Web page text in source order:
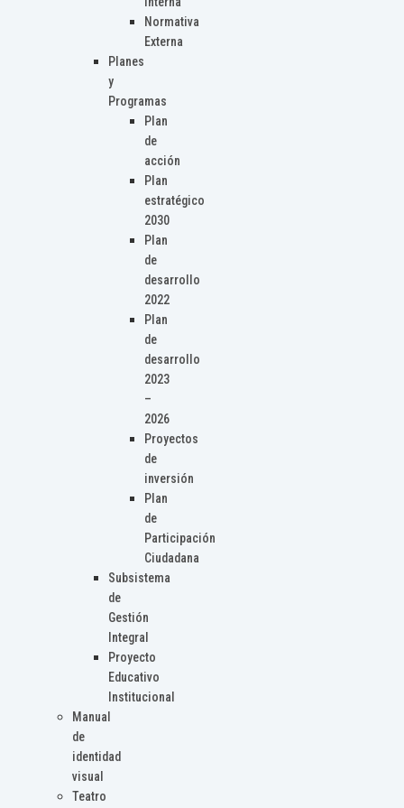
Normativa
Externa
Planes
y
Programas
Plan
de
acción
Plan
estratégico
2030
Plan
de
desarrollo
2022
Plan
de
desarrollo
2023
–
2026
Proyectos
de
inversión
Plan
de
Participación
Ciudadana
Subsistema
de
Gestión
Integral
Proyecto
Educativo
Institucional
Manual
de
identidad
visual
Teatro